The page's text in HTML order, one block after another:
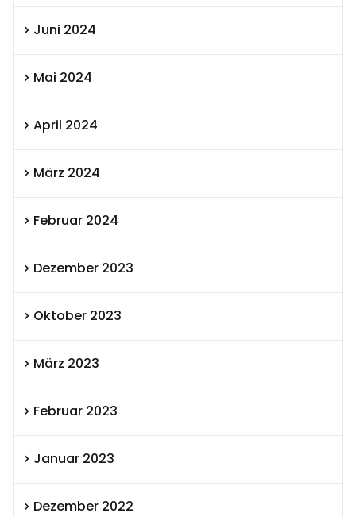
Juni 2024
Mai 2024
April 2024
März 2024
Februar 2024
Dezember 2023
Oktober 2023
März 2023
Februar 2023
Januar 2023
Dezember 2022